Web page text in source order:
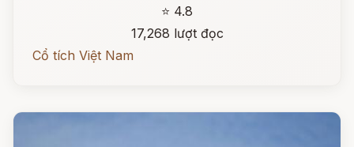
⭐ 4.8
17,268 lượt đọc
Cổ tích Việt Nam